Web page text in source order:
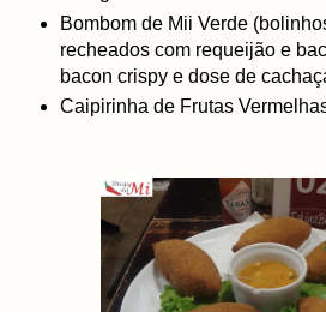
Bombom de Mii Verde
recheados com requeijão e
bacon crispy e dose de
Caipirinha de Frutas